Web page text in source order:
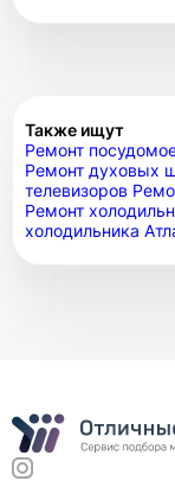
Также ищут
Ремонт
Ремонт духовых
телевизоров
Ремонт
холодильника